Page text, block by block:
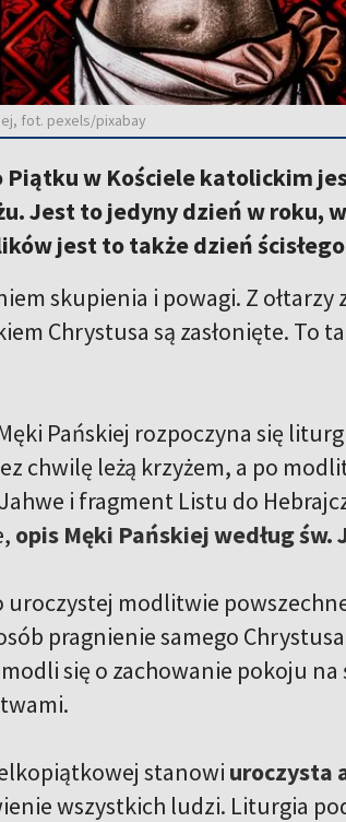
fot. pexels/pixabay
w Kościele katolickim
Jest to jedyny dzień w roku,
jest to także dzień
skupienia i powagi. Z
Chrystusa są zasłonięte. To
Pańskiej rozpoczyna się
chwilę leżą krzyżem, a po
i fragment Listu do
opis Męki Pańskiej według św.
modlitwie
pragnienie samego
się o zachowanie pokoju
stanowi uroczysta
wszystkich ludzi. Liturgia